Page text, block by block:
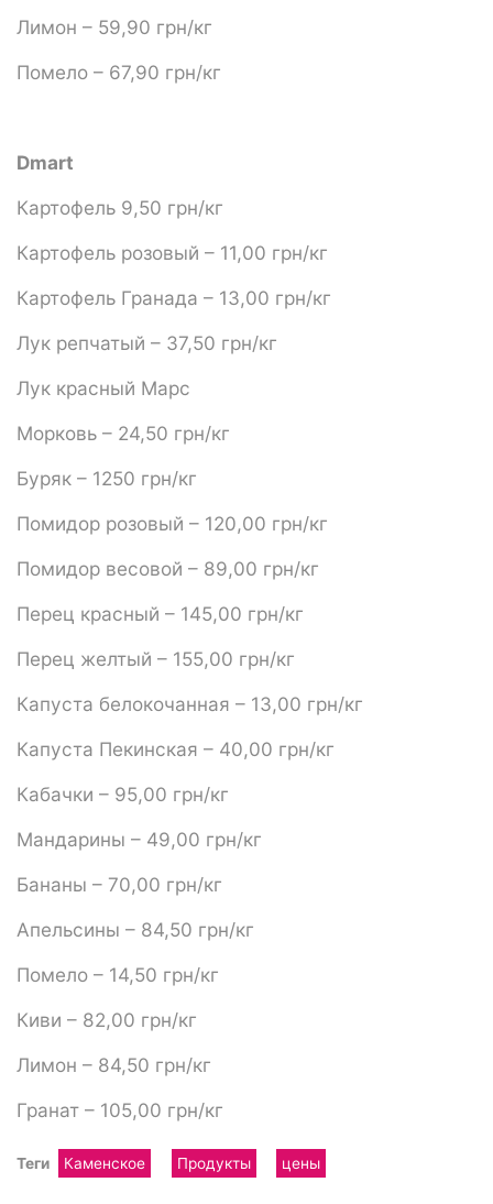
Лимон – 59,90 грн/кг
Помело – 67,90 грн/кг
Dmart
Картофель 9,50 грн/кг
Картофель розовый – 11,00 грн/кг
Картофель Гранада – 13,00 грн/кг
Лук репчатый – 37,50 грн/кг
Лук красный Марс
Морковь – 24,50 грн/кг
Буряк – 1250 грн/кг
Помидор розовый – 120,00 грн/кг
Помидор весовой – 89,00 грн/кг
Перец красный – 145,00 грн/кг
Перец желтый – 155,00 грн/кг
Капуста белокочанная – 13,00 грн/кг
Капуста Пекинская – 40,00 грн/кг
Кабачки – 95,00 грн/кг
Мандарины – 49,00 грн/кг
Бананы – 70,00 грн/кг
Апельсины – 84,50 грн/кг
Помело – 14,50 грн/кг
Киви – 82,00 грн/кг
Лимон – 84,50 грн/кг
Гранат – 105,00 грн/кг
Теги Каменское Продукты цены